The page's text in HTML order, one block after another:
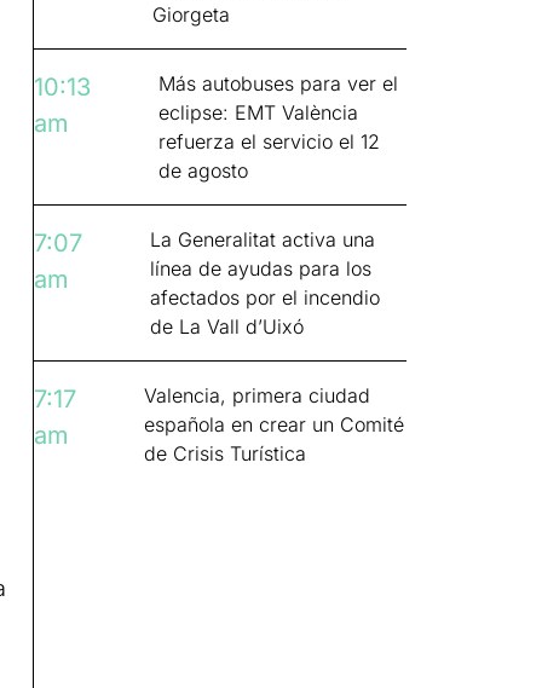
Giorgeta
10:13
am
Más autobuses para ver el
eclipse: EMT València
refuerza el servicio el 12
de agosto
7:07
am
La Generalitat activa una
línea de ayudas para los
afectados por el incendio
de La Vall d’Uixó
7:17
am
Valencia, primera ciudad
española en crear un Comité
de Crisis Turística